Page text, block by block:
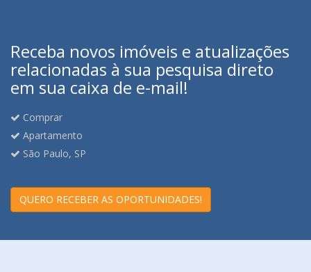
Receba novos imóveis e atualizações
relacionadas à sua pesquisa direto
em sua caixa de e-mail!
Comprar
Apartamento
São Paulo, SP
QUERO RECEBER AS OPORTUNIDADES!